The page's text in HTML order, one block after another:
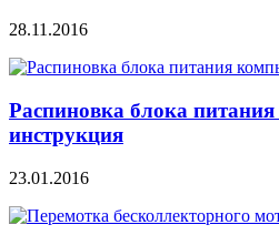
28.11.2016
Распиновка блока
инструкция
23.01.2016